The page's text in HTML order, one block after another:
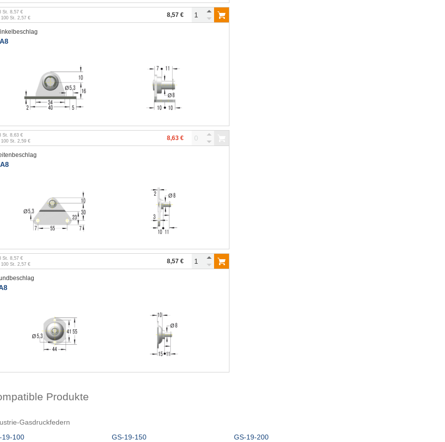
St. 8,57 €
100 St. 2,57 € 8,57 €
St. 8,63 €
100 St. 2,59 € 8,63 €
St. 8,57 €
100 St. 2,57 € 8,57 €
Produkte
Gasdruckfedern
19-100
GS-19-150
GS-19-200